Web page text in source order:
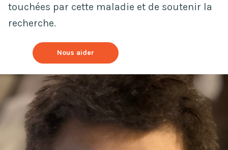
touchées par cette maladie et de soutenir la
recherche.
Nous aider